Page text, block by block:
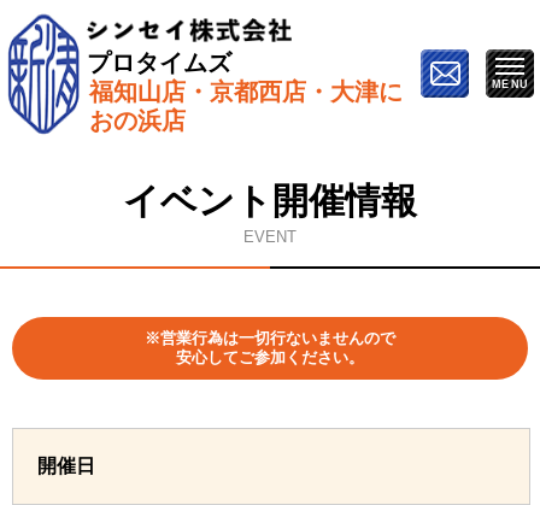
プロタイムズ
福知山店・京都西店・大津に
おの浜店
ホーム»イベント情報»4月27日（土）【長岡京市で開
催】屋根＆外壁塗り替えセミナー
イベント開催情報
EVENT
※営業行為は一切行ないませんので
安心してご参加ください。
開催日